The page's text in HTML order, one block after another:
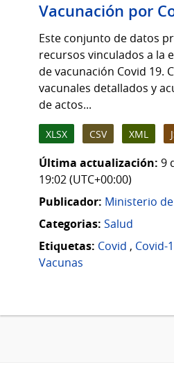
Vacunación por
Este conjunto de datos
recursos vinculados a la
de vacunación Covid 19.
vacunales detallados y
de actos...
XLSX CSV XML
Última actualización: 9
19:02 (UTC+00:00)
Publicador: Ministerio
Categorias: Salud
Etiquetas: Covid , Covid-
Vacunas